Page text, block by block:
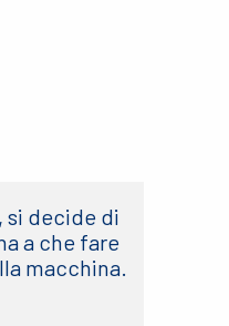
si decide di
a che fare
macchina.